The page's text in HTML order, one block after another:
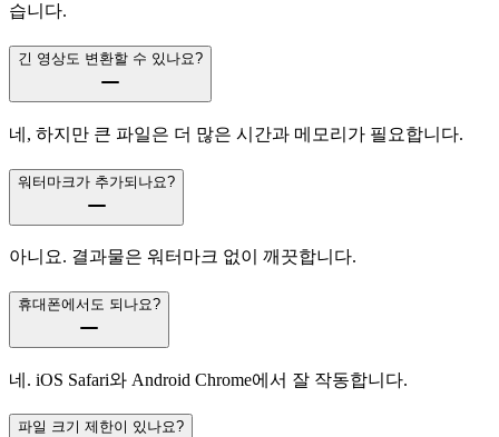
습니다.
긴 영상도 변환할 수 있나요?
네, 하지만 큰 파일은 더 많은 시간과 메모리가 필요합니다.
워터마크가 추가되나요?
아니요. 결과물은 워터마크 없이 깨끗합니다.
휴대폰에서도 되나요?
네. iOS Safari와 Android Chrome에서 잘 작동합니다.
파일 크기 제한이 있나요?